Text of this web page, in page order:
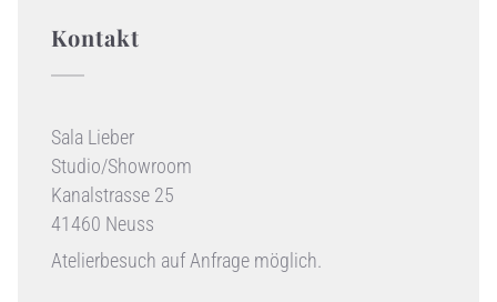
Kontakt
Sala Lieber
Studio/Showroom
Kanalstrasse 25
41460 Neuss
Atelierbesuch auf Anfrage möglich.